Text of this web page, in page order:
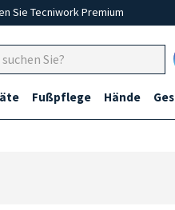
Sie Tecniwork Premium
Fußpflege Hände